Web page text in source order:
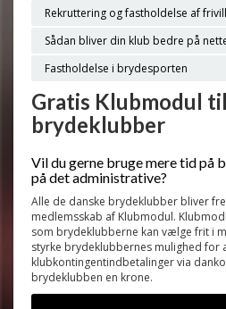
Rekruttering og fastholdelse af
Sådan bliver din klub bedre på
Fastholdelse i brydesporten
Gratis Klubmodul
brydeklubber
Vil du gerne bruge mere tid på
på det administrative?
Alle de danske brydeklubber bliver
medlemsskab af Klubmodul.
som brydeklubberne kan vælge frit i
styrke brydeklubbernes mulighed for
klubkontingentindbetalinger via
brydeklubben en krone.